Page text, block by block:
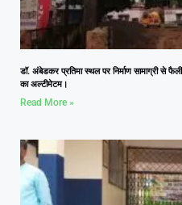
डॉ. अंबेडकर प्रतिमा स्थल पर निर्माण सामाग्री से
का अल्टीमेटम।
Read More »